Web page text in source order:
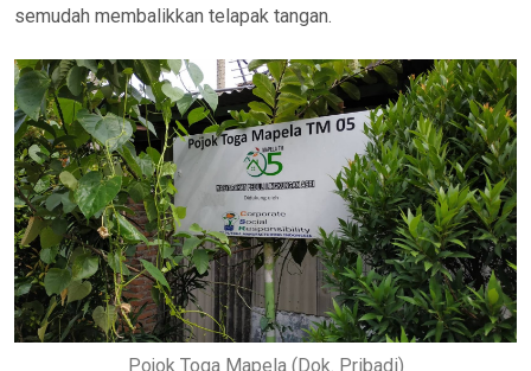
semudah membalikkan telapak tangan.
Pojok Toga Mapela (Dok. Pribadi)